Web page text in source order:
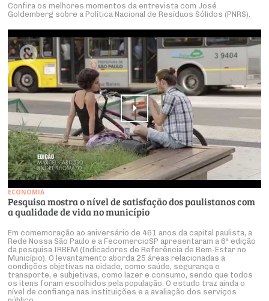
Confira os melhores momentos da entrevista com José
Goldemberg sobre a Política Nacional de Resíduos Sólidos (PNRS).
ECONOMIA
Pesquisa mostra o nível de satisfação dos paulistanos com
a qualidade de vida no município
Em comemoração ao aniversário de 461 anos da capital paulista, a
Rede Nossa São Paulo e a FecomercioSP apresentaram a 6ª edição
da pesquisa IRBEM (Indicadores de Referência de Bem-Estar no
Município). O levantamento aborda 25 áreas relacionadas a
condições objetivas na cidade, como saúde, segurança e
transporte, e subjetivas, como lazer e consumo, sendo que todos
os itens foram escolhidos pela população. O estudo traz ainda o
nível de confiança nas instituições e a avaliação dos serviços